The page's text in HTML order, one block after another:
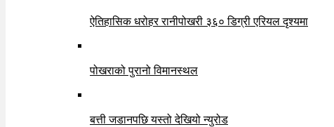
ऐतिहासिक धरोहर रानीपोखरी ३६० डिग्री एरियल दृश्यमा
पोखराको पुरानो विमानस्थल
बत्ती जडानपछि यस्तो देखियो न्युरोड